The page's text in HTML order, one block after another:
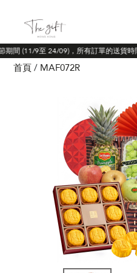
間 (11/9至 24/09)，所有訂單的送貨時
首頁 MAF072R